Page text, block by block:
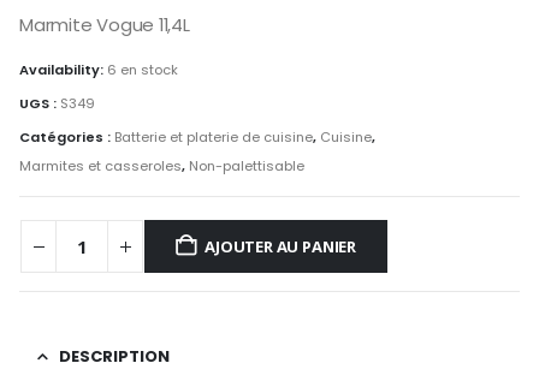
Marmite Vogue 11,4L
Availability: 6 en stock
UGS : S349
Catégories : Batterie et platerie de cuisine, Cuisine,
Marmites et casseroles, Non-palettisable
AJOUTER AU PANIER
DESCRIPTION